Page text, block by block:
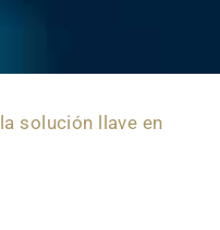
solución llave en